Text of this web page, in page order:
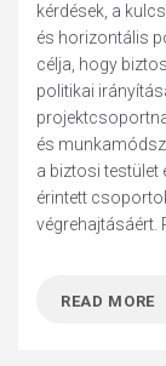
kérdések, a
és horizontális
célja, hogy
politikai
és
a biztosi testület
érintett
végrehajtásáért.
READ MORE